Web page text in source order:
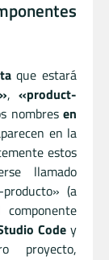
que estará
,«product-
nombres en
en la
estos
llamado
(a
Codey
proyecto,